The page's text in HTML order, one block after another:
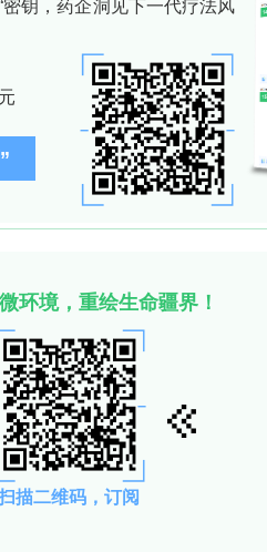
。结果发现，基于纳米
，且非特异性背景更低
越的 retargeting 结构域
在体内外实现高效特异
胞表面高度特异性的标
CD7-DMV-LV）。体外
、单核细胞等非T细胞的
注射CD7-DMV-LV，能在
限于T细胞（包括CD4
展现治疗效力
巴瘤模型中评估了该“体
的CAR基因的CD7-
瘤生长得到了显著抑制